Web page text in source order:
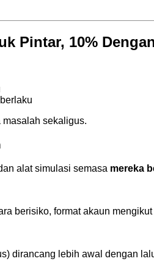
Pintar, 10%
sekaligus.
alat simulasi semasa mereka
berisiko, format akaun
dirancang lebih awal dengan